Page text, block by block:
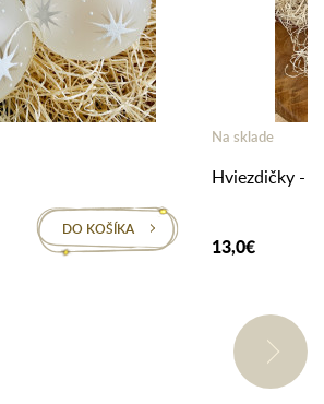
DO KOŠÍKA
Na sklade
Hviezdičky -
13,0€